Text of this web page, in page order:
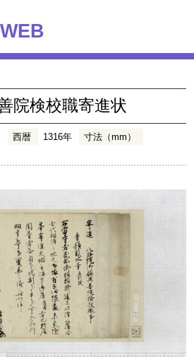
院検校職寄進状
西暦 1316年
寸法（mm）